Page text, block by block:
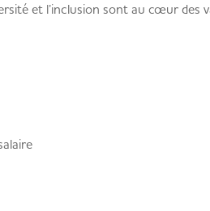
et l’inclusion sont au cœur des